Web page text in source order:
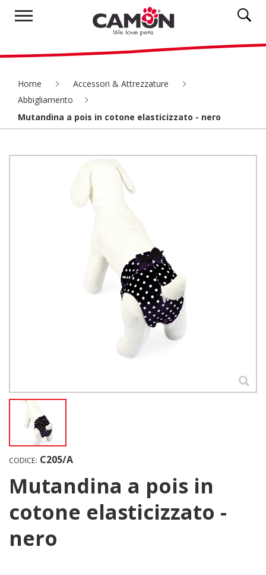
Home
Accessori & Attrezzature
Abbigliamento
Mutandina a pois in cotone elasticizzato - nero
CODICE: C205/A
Mutandina a pois in
cotone elasticizzato -
nero